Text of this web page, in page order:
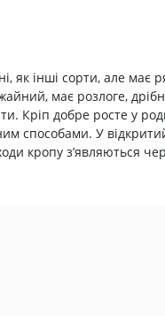
інші сорти, але має
має розлоге,
Кріп добре росте у
способами. У
кропу з’являються